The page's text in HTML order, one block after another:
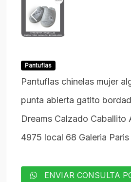
Pantuflas
Pantuflas chinelas mujer
punta abierta gatito
Dreams Calzado Caballito
4975 local 68 Galeria Paris
ENVIAR CONSULTA